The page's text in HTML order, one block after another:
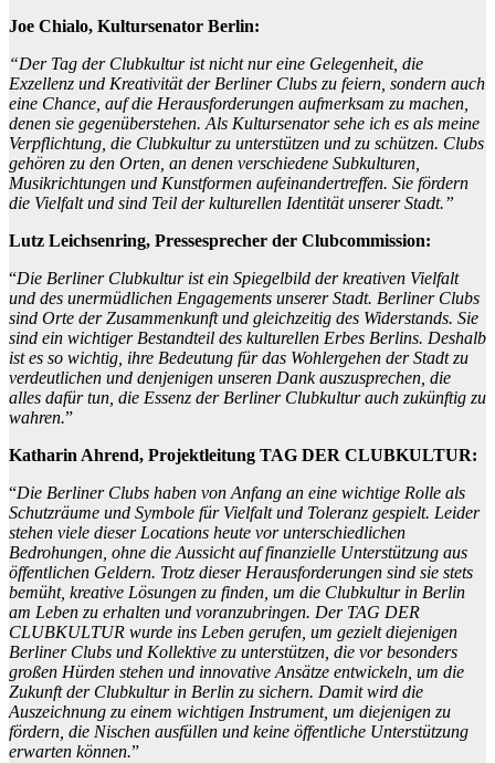
Joe Chialo, Kultursenator Berlin:
“Der Tag der Clubkultur ist nicht nur eine Gelegenheit, die
Exzellenz und Kreativität der Berliner Clubs zu feiern, sondern auch
eine Chance, auf die Herausforderungen aufmerksam zu machen,
denen sie gegenüberstehen. Als Kultursenator sehe ich es als meine
Verpflichtung, die Clubkultur zu unterstützen und zu schützen. Clubs
gehören zu den Orten, an denen verschiedene Subkulturen,
Musikrichtungen und Kunstformen aufeinandertreffen. Sie fördern
die Vielfalt und sind Teil der kulturellen Identität unserer Stadt.”
Lutz Leichsenring, Pressesprecher der Clubcommission:
“Die Berliner Clubkultur ist ein Spiegelbild der kreativen Vielfalt
und des unermüdlichen Engagements unserer Stadt. Berliner Clubs
sind Orte der Zusammenkunft und gleichzeitig des Widerstands. Sie
sind ein wichtiger Bestandteil des kulturellen Erbes Berlins. Deshalb
ist es so wichtig, ihre Bedeutung für das Wohlergehen der Stadt zu
verdeutlichen und denjenigen unseren Dank auszusprechen, die
alles dafür tun, die Essenz der Berliner Clubkultur auch zukünftig zu
wahren.”
Katharin Ahrend, Projektleitung TAG DER CLUBKULTUR:
“Die Berliner Clubs haben von Anfang an eine wichtige Rolle als
Schutzräume und Symbole für Vielfalt und Toleranz gespielt. Leider
stehen viele dieser Locations heute vor unterschiedlichen
Bedrohungen, ohne die Aussicht auf finanzielle Unterstützung aus
öffentlichen Geldern. Trotz dieser Herausforderungen sind sie stets
bemüht, kreative Lösungen zu finden, um die Clubkultur in Berlin
am Leben zu erhalten und voranzubringen. Der TAG DER
CLUBKULTUR wurde ins Leben gerufen, um gezielt diejenigen
Berliner Clubs und Kollektive zu unterstützen, die vor besonders
großen Hürden stehen und innovative Ansätze entwickeln, um die
Zukunft der Clubkultur in Berlin zu sichern. Damit wird die
Auszeichnung zu einem wichtigen Instrument, um diejenigen zu
fördern, die Nischen ausfüllen und keine öffentliche Unterstützung
erwarten können.”